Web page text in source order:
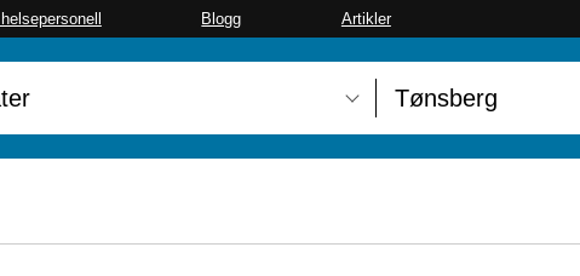
Blogg Artikler